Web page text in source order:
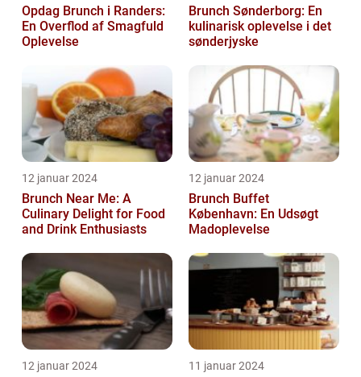
Opdag Brunch i Randers:
En Overflod af Smagfuld
Oplevelse
Brunch Sønderborg: En
kulinarisk oplevelse i det
sønderjyske
12 januar 2024
Brunch Near Me: A
Culinary Delight for Food
and Drink Enthusiasts
12 januar 2024
Brunch Buffet
København: En Udsøgt
Madoplevelse
12 januar 2024 11 januar 2024